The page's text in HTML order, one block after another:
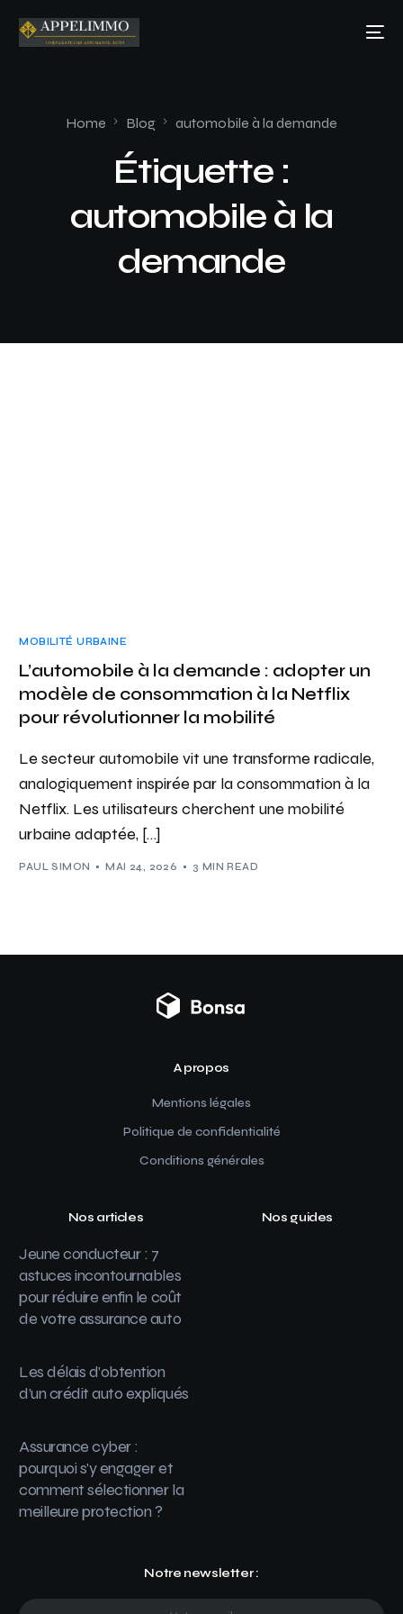
Home Blog automobile à la demande
Étiquette :
automobile à la
demande
MOBILITÉ URBAINE
L’automobile à la demande : adopter un
modèle de consommation à la Netflix
pour révolutionner la mobilité
Le secteur automobile vit une transforme radicale,
analogiquement inspirée par la consommation à la
Netflix. Les utilisateurs cherchent une mobilité
urbaine adaptée, […]
PAUL SIMON MAI 24, 2026 3 MIN READ
A propos
Mentions légales
Politique de confidentialité
Conditions générales
Nos articles
Jeune conducteur : 7
astuces incontournables
pour réduire enfin le coût
de votre assurance auto
Les délais d’obtention
d’un crédit auto expliqués
Assurance cyber :
pourquoi s’y engager et
comment sélectionner la
meilleure protection ?
Nos guides
Notre newsletter :